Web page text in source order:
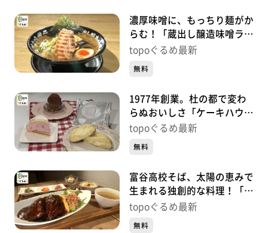
濃厚味噌に、もっちり麺がか
らむ！「蔵出し醸造味噌ラー
メンえんまる」（富谷市大清
topoぐるめ最新
無料
1977年創業。杜の都で変わ
らぬおいしさ「ケーキハウス
フレーズ 将監店」（泉区将
topoぐるめ最新
無料
富谷高校そば、太陽の恵みで
生まれる独創的な料理！「カ
フェMaHaNa」（富谷市成
topoぐるめ最新
無料